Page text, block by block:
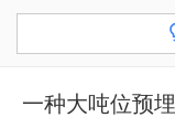
一种大吨位预